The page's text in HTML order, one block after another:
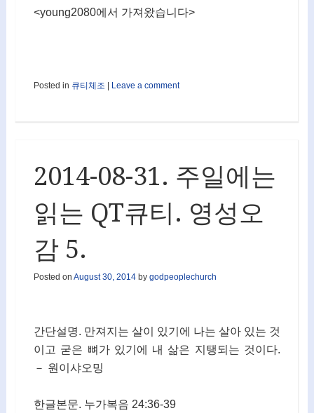
<young2080에서 가져왔습니다>
Posted in 큐티체조 Leave a comment
2014-08-31. 주일에는
읽는 QT큐티. 영성오
감 5.
Posted on August 30, 2014by godpeoplechurch
간단설명. 만져지는 살이 있기에 나는 살아 있는 것
이고 굳은 뼈가 있기에 내 삶은 지탱되는 것이다.
－ 원이샤오밍
한글본문. 누가복음 24:36-39